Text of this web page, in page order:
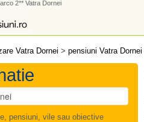
2** Vatra Dornei
Vatra Dornei > pensiuni Vatra Dornei
pensiuni, vile sau obiective